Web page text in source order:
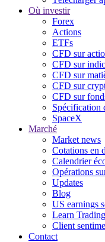
Où investir
Forex
Actions
ETFs
CFD sur
CFD sur
CFD sur
CFD sur
CFD sur
Spécification
SpaceX
Marché
Market news
Cotations en
Calendrier
Opérations
Updates
Blog
US earnings
Learn
Client
Contact